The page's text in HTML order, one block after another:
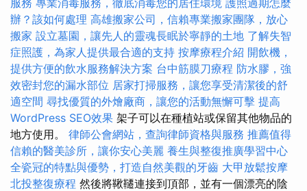
服務 專業消毒服務，徹底消毒您的居住環境 護照過期怎麼
辦？該如何處理 高雄搬家公司，信賴專業搬家團隊，放心
搬家 設立墓園，讓先人的靈魂長眠於寧靜的土地 了解失智
症照護，為家人提供最合適的支持 按摩療程介紹 開飲機，
提供方便的飲水服務解決方案 台中筋膜刀療程 防水膠，強
效密封您的漏水部位 居家打掃服務，讓您享受清潔後的舒
適空間 尋找優質的外燴廠商，讓您的活動無懈可擊 提高
WordPress SEO效果 架子可以在種植站或保留其他物品的
地方使用。 律師公會網站，查詢律師資格與服務 推薦值得
信賴的醫美診所，讓你安心美麗 養生與整復推廣學習中心
全瓷冠的特點與優勢，打造自然美觀的牙齒 大甲放鬆按摩
北投整復療程 然後將鞦韆連接到頂部，並有一個漂亮的陰